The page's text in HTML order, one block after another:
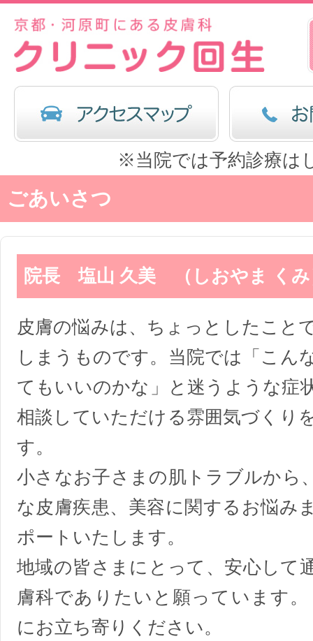
※当院では予約診療は
ごあいさつ
院長 塩山 久美 （しおやま くみ
皮膚の悩みは、ちょっとしたこと
しまうものです。当院では「こん
てもいいのかな」と迷うような症
相談していただける雰囲気づくり
す。
小さなお子さまの肌トラブルから
な皮膚疾患、美容に関するお悩み
ポートいたします。
地域の皆さまにとって、安心して
膚科でありたいと願っています
にお立ち寄りください。